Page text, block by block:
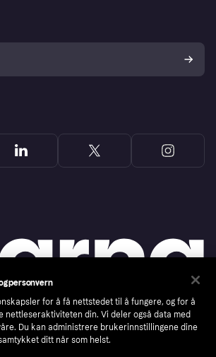
Bank AB (publ). Headquarters: Stockholm, Sweden. All
AB (publ). Sveavägen 46, 111 34 Stockholm. Organization
personvern
for å få nettstedet til å fungere, og for å
nettleseraktiviteten din. Vi deler også data med
Du kan administrere brukerinnstillingene dine
ditt når som helst.